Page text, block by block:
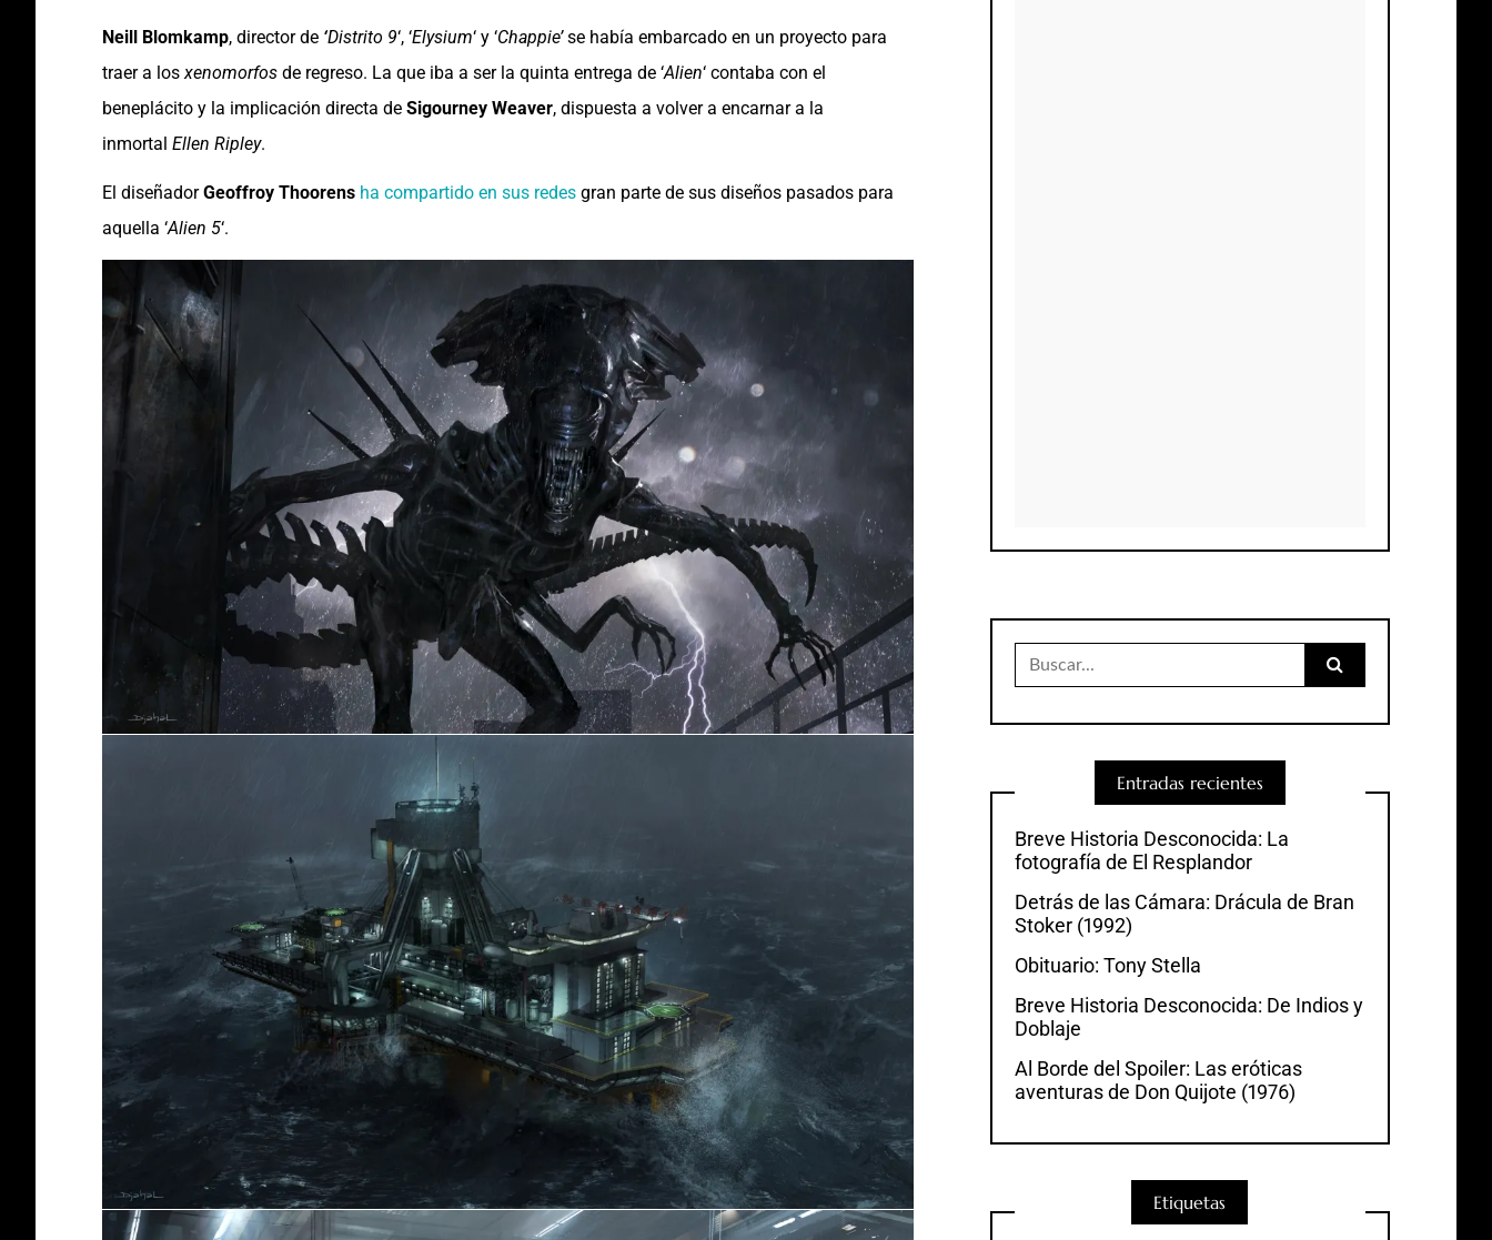
Neill Blomkamp, director de ‘Distrito 9‘, ‘Elysium‘ y ‘Chappie’se había embarcado en un proyecto para
traer a los xenomorfos de regreso. La que iba a ser la quinta entrega de ‘Alien‘ contaba con el
beneplácito y la implicación directa de Sigourney Weaver, dispuesta a volver a encarnar a la
inmortal Ellen Ripley.
El diseñadorGeoffroy Thoorens ha compartido en sus redes gran parte de sus diseños pasados para
aquella ‘Alien 5‘.
Buscar:
Entradas recientes
Breve Historia Desconocida: La
fotografía de El Resplandor
Detrás de las Cámara: Drácula de Bran
Stoker (1992)
Obituario: Tony Stella
Breve Historia Desconocida: De Indios y
Doblaje
Al Borde del Spoiler: Las eróticas
aventuras de Don Quijote (1976)
Etiquetas